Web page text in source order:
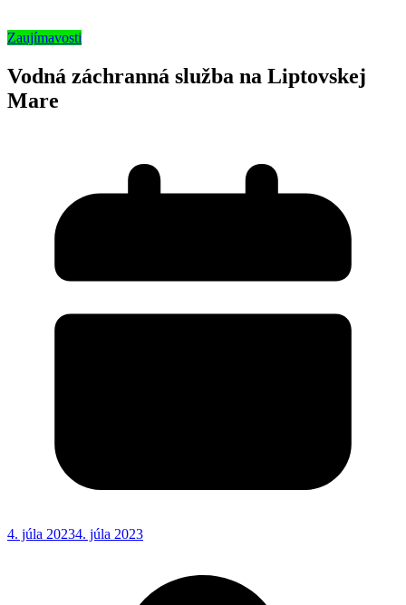
Zaujímavosti
Vodná záchranná služba na Liptovskej
Mare
4. júla 20234. júla 2023